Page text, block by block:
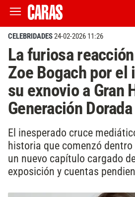
CELEBRIDADES24-02-2026 11:26
La furiosa
Zoe Bogach por el
su exnovio a Gran
Generación Dorada
El inesperado cruce
historia que comenzó
un nuevo capítulo cargado
exposición y cuentas